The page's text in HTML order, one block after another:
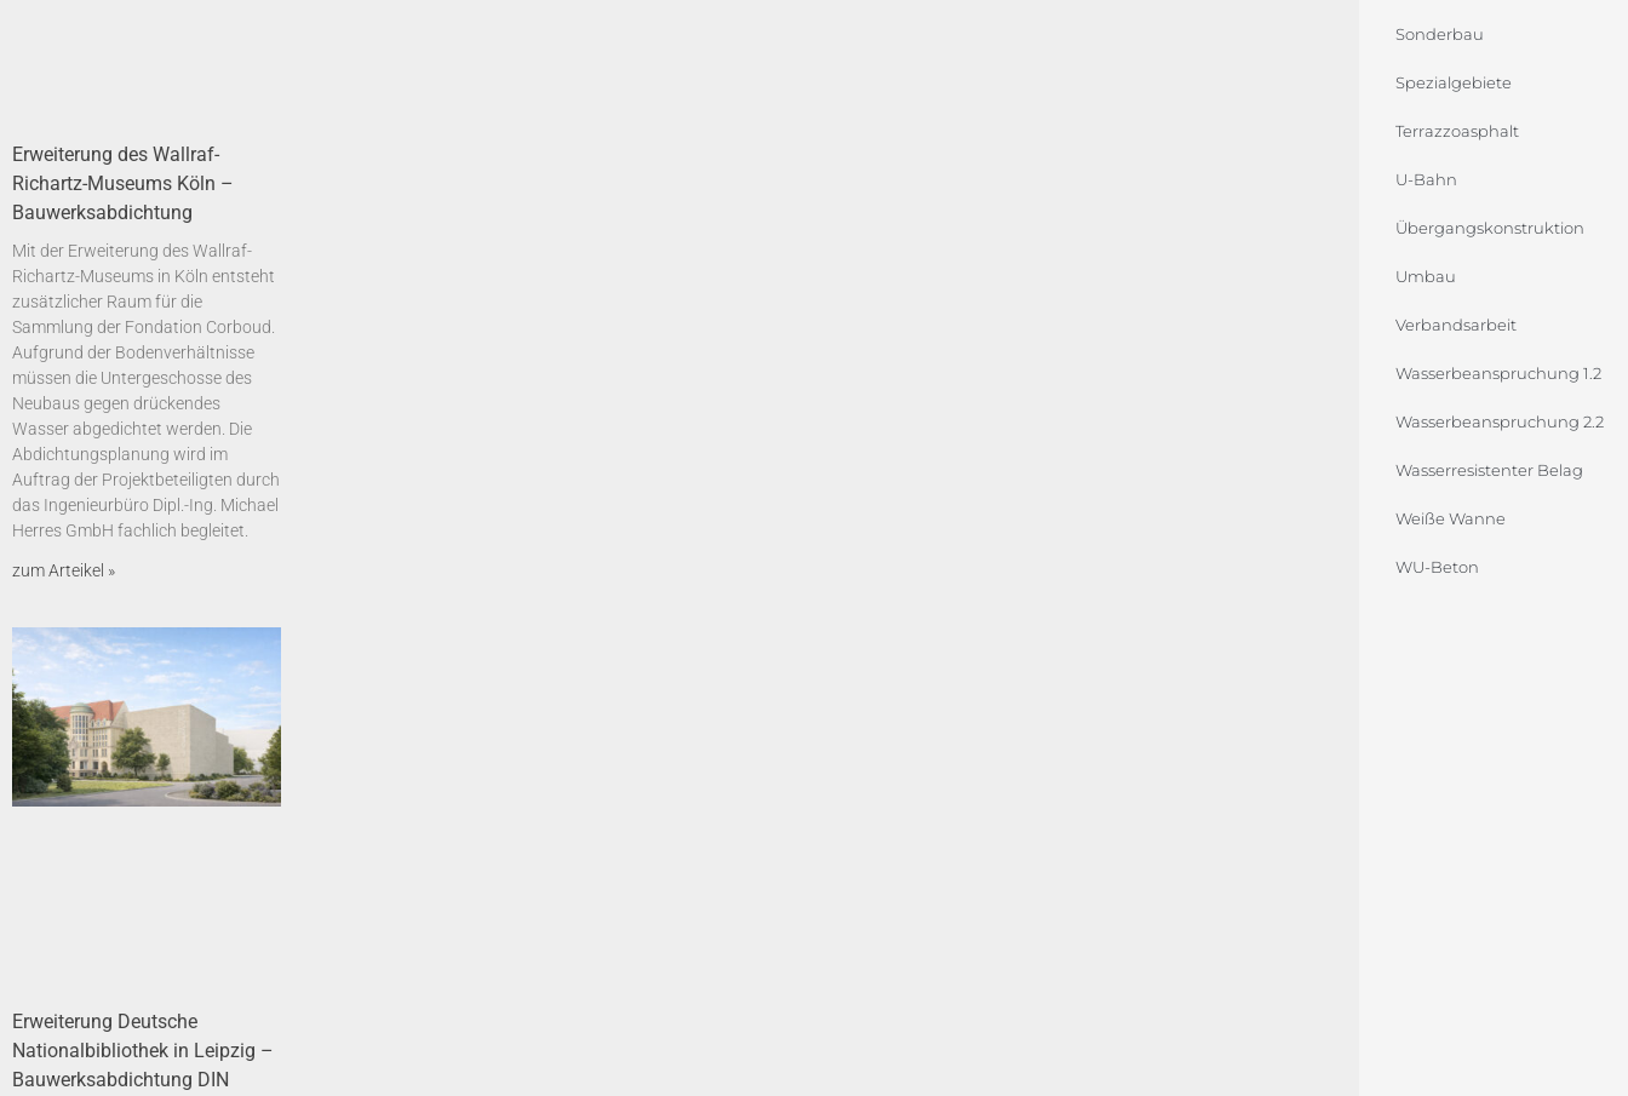
Erweiterung des Wallraf-
Richartz-Museums Köln –
Bauwerksabdichtung
Mit der Erweiterung des Wallraf-
Richartz-Museums in Köln entsteht
zusätzlicher Raum für die
Sammlung der Fondation Corboud.
Aufgrund der Bodenverhältnisse
müssen die Untergeschosse des
Neubaus gegen drückendes
Wasser abgedichtet werden. Die
Abdichtungsplanung wird im
Auftrag der Projektbeteiligten durch
das Ingenieurbüro Dipl.-Ing. Michael
Herres GmbH fachlich begleitet.
zum Arteikel »
Erweiterung Deutsche
Nationalbibliothek in Leipzig –
Bauwerksabdichtung DIN
Sonderbau
Spezialgebiete
Terrazzoasphalt
U-Bahn
Übergangskonstruktion
Umbau
Verbandsarbeit
Wasserbeanspruchung 1.2
Wasserbeanspruchung 2.2
Wasserresistenter Belag
Weiße Wanne
WU-Beton